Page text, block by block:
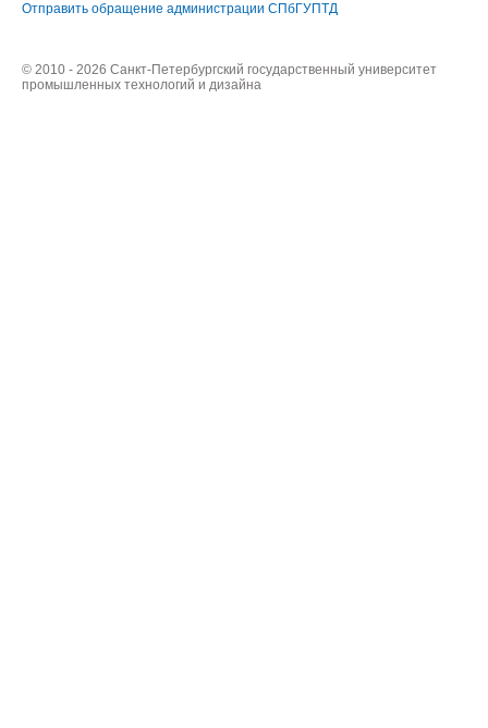
Отправить обращение администрации СПбГУПТД
© 2010 - 2026 Санкт-Петербургский государственный университет
промышленных технологий и дизайна